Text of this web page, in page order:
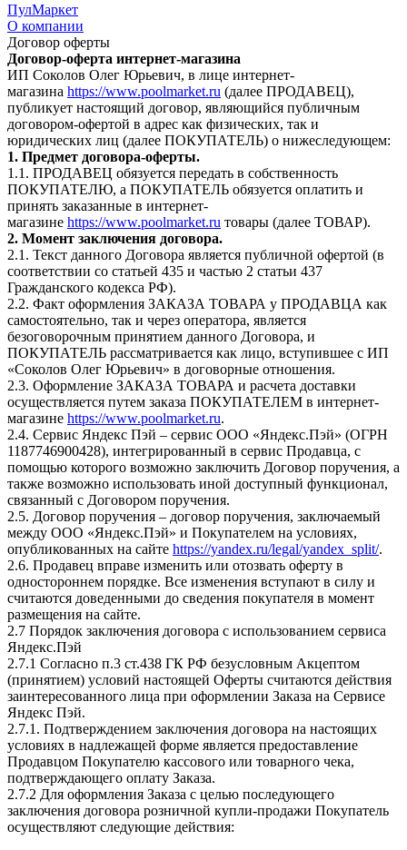
ПулМаркет
О компании
Договор оферты
Договор-оферта интернет-магазина
ИП Соколов Олег Юрьевич, в лице интернет-
магазина https://www.poolmarket.ru (далее ПРОДАВЕЦ),
публикует настоящий договор, являющийся публичным
договором-офертой в адрес как физических, так и
юридических лиц (далее ПОКУПАТЕЛЬ) о нижеследующем:
1. Предмет договора-оферты.
1.1. ПРОДАВЕЦ обязуется передать в собственность
ПОКУПАТЕЛЮ, а ПОКУПАТЕЛЬ обязуется оплатить и
принять заказанные в интернет-
магазине https://www.poolmarket.ru товары (далее ТОВАР).
2. Момент заключения договора.
2.1. Текст данного Договора является публичной офертой (в
соответствии со статьей 435 и частью 2 статьи 437
Гражданского кодекса РФ).
2.2. Факт оформления ЗАКАЗА ТОВАРА у ПРОДАВЦА как
самостоятельно, так и через оператора, является
безоговорочным принятием данного Договора, и
ПОКУПАТЕЛЬ рассматривается как лицо, вступившее с ИП
«Соколов Олег Юрьевич» в договорные отношения.
2.3. Оформление ЗАКАЗА ТОВАРА и расчета доставки
осуществляется путем заказа ПОКУПАТЕЛЕМ в интернет-
магазине https://www.poolmarket.ru.
2.4. Сервис Яндекс Пэй – сервис ООО «Яндекс.Пэй» (ОГРН
1187746900428), интегрированный в сервис Продавца, с
помощью которого возможно заключить Договор поручения, а
также возможно использовать иной доступный функционал,
связанный с Договором поручения.
2.5. Договор поручения – договор поручения, заключаемый
между ООО «Яндекс.Пэй» и Покупателем на условиях,
опубликованных на сайте https://yandex.ru/legal/yandex_split/.
2.6. Продавец вправе изменить или отозвать оферту в
одностороннем порядке. Все изменения вступают в силу и
считаются доведенными до сведения покупателя в момент
размещения на сайте.
2.7 Порядок заключения договора с использованием сервиса
Яндекс.Пэй
2.7.1 Согласно п.3 ст.438 ГК РФ безусловным Акцептом
(принятием) условий настоящей Оферты считаются действия
заинтересованного лица при оформлении Заказа на Сервисе
Яндекс Пэй.
2.7.1. Подтверждением заключения договора на настоящих
условиях в надлежащей форме является предоставление
Продавцом Покупателю кассового или товарного чека,
подтверждающего оплату Заказа.
2.7.2 Для оформления Заказа с целью последующего
заключения договора розничной купли-продажи Покупатель
осуществляют следующие действия: